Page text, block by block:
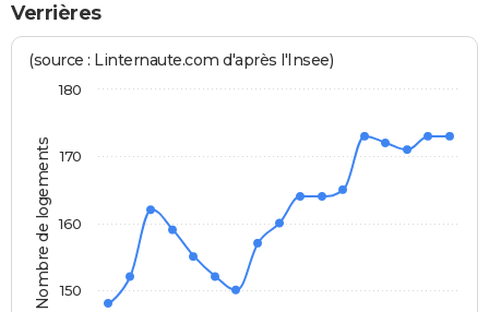
Verrières
Nombre de logements
(source : Linternaute.com d'après l'Insee)
150
160
170
180